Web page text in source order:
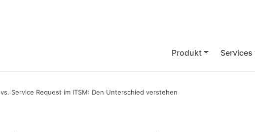
Produkt Services
Service Request im ITSM: Den Unterschied verstehen